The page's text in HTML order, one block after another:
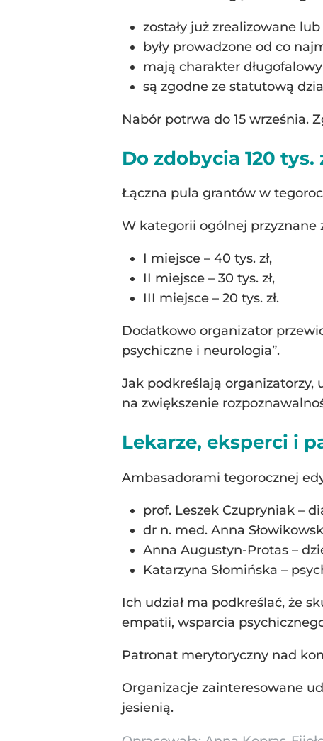
zostały już zrealizowane
były prowadzone od co
mają charakter
są zgodne ze statutową
Nabór potrwa do 15 września.
Do zdobycia 120 tys.
Łączna pula grantów w
W kategorii ogólnej przyznane
I miejsce – 40 tys. zł,
II miejsce – 30 tys. zł,
III miejsce – 20 tys. zł.
Dodatkowo organizator
psychiczne i neurologia”.
Jak podkreślają organizatorzy,
na zwiększenie
Lekarze, eksperci i
Ambasadorami tegorocznej
prof. Leszek Czupryniak –
dr n. med. Anna
Anna Augustyn-Protas –
Katarzyna Słomińska –
Ich udział ma podkreślać, że
empatii, wsparcia
Patronat merytoryczny nad
Organizacje zainteresowane
jesienią.